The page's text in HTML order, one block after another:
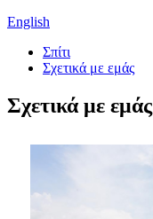
English
Σπίτι
Σχετικά με εμάς
Σχετικά με εμάς